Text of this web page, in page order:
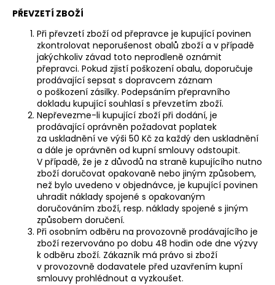
PŘEVZETÍ ZBOŽÍ
Při převzetí zboží od přepravce je kupující povinen
zkontrolovat neporušenost obalů zboží a v případě
jakýchkoliv závad toto neprodleně oznámit
přepravci. Pokud zjistí poškození obalu, doporučuje
prodávající sepsat s dopravcem záznam
o poškození zásilky. Podepsáním přepravního
dokladu kupující souhlasí s převzetím zboží.
Nepřevezme-li kupující zboží při dodání, je
prodávající oprávněn požadovat poplatek
za uskladnění ve výši 50 Kč za každý den uskladnění
a dále je oprávněn od kupní smlouvy odstoupit.
V případě, že je z důvodů na straně kupujícího nutno
zboží doručovat opakovaně nebo jiným způsobem,
než bylo uvedeno v objednávce, je kupující povinen
uhradit náklady spojené s opakovaným
doručováním zboží, resp. náklady spojené s jiným
způsobem doručení.
Při osobním odběru na provozovně prodávajícího je
zboží rezervováno po dobu 48 hodin ode dne výzvy
k odběru zboží. Zákazník má právo si zboží
v provozovně dodavatele před uzavřením kupní
smlouvy prohlédnout a vyzkoušet.